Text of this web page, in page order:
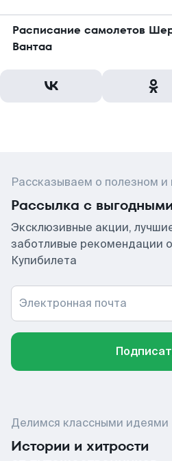
Расписание самолетов
Вантаа
Рассказываем о полезном и
Рассылка с
Эксклюзивные акции,
заботливые рекомендации
Купибилета
Электронная почта
Делимся классными идеями
Истории и хитрости